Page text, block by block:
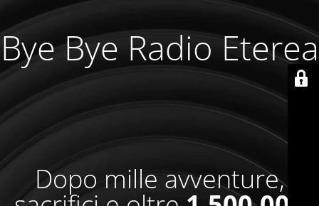
Bye Bye Radio Eterea
Dopo mille avventure,